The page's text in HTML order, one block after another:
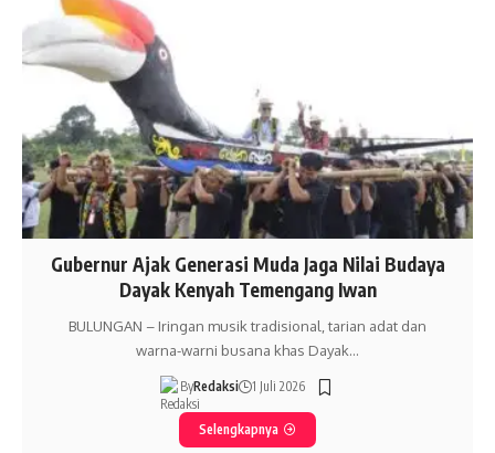
Gubernur Ajak Generasi Muda Jaga Nilai Budaya
Dayak Kenyah Temengang Iwan
BULUNGAN – Iringan musik tradisional, tarian adat dan
warna-warni busana khas Dayak…
ByRedaksi 1 Juli 2026
Selengkapnya